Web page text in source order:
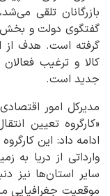
بازرگانان تلقی
گفتگوی دولت و بخش
گرفته است. هدف از
کالا و ترغیب
جدید است.
مدیرکل امور
«کارگروه تعیین
ادامه داد: این
وارداتی از دریا
سایر استان‌ها نیز
موقعیت جغرافیایی